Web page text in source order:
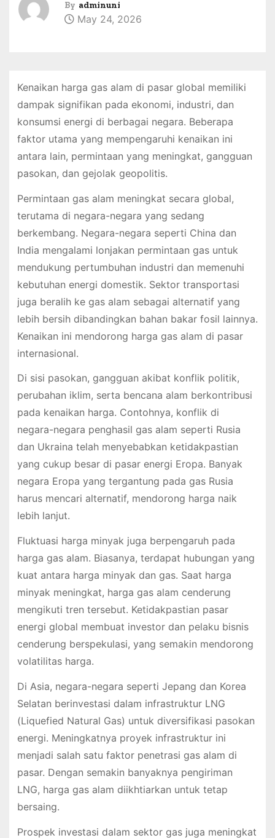
By adminuni
May 24, 2026
Kenaikan harga gas alam di pasar global memiliki
dampak signifikan pada ekonomi, industri, dan
konsumsi energi di berbagai negara. Beberapa
faktor utama yang mempengaruhi kenaikan ini
antara lain, permintaan yang meningkat, gangguan
pasokan, dan gejolak geopolitis.
Permintaan gas alam meningkat secara global,
terutama di negara-negara yang sedang
berkembang. Negara-negara seperti China dan
India mengalami lonjakan permintaan gas untuk
mendukung pertumbuhan industri dan memenuhi
kebutuhan energi domestik. Sektor transportasi
juga beralih ke gas alam sebagai alternatif yang
lebih bersih dibandingkan bahan bakar fosil lainnya.
Kenaikan ini mendorong harga gas alam di pasar
internasional.
Di sisi pasokan, gangguan akibat konflik politik,
perubahan iklim, serta bencana alam berkontribusi
pada kenaikan harga. Contohnya, konflik di
negara-negara penghasil gas alam seperti Rusia
dan Ukraina telah menyebabkan ketidakpastian
yang cukup besar di pasar energi Eropa. Banyak
negara Eropa yang tergantung pada gas Rusia
harus mencari alternatif, mendorong harga naik
lebih lanjut.
Fluktuasi harga minyak juga berpengaruh pada
harga gas alam. Biasanya, terdapat hubungan yang
kuat antara harga minyak dan gas. Saat harga
minyak meningkat, harga gas alam cenderung
mengikuti tren tersebut. Ketidakpastian pasar
energi global membuat investor dan pelaku bisnis
cenderung berspekulasi, yang semakin mendorong
volatilitas harga.
Di Asia, negara-negara seperti Jepang dan Korea
Selatan berinvestasi dalam infrastruktur LNG
(Liquefied Natural Gas) untuk diversifikasi pasokan
energi. Meningkatnya proyek infrastruktur ini
menjadi salah satu faktor penetrasi gas alam di
pasar. Dengan semakin banyaknya pengiriman
LNG, harga gas alam diikhtiarkan untuk tetap
bersaing.
Prospek investasi dalam sektor gas juga meningkat